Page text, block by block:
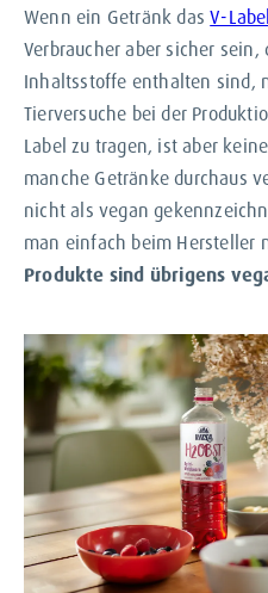
Wenn ein Getränk dasV-Label
Verbraucher aber sicher
Inhaltsstoffe enthalten sind,
Tierversuche bei der
Label zu tragen, ist aber
manche Getränke durchaus
nicht als vegan
man einfach beim Hersteller
Produkte sind übrigens